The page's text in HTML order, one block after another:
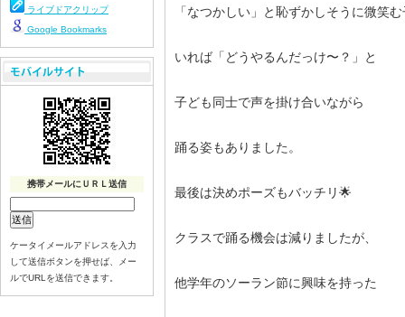
「なつかしい」と恥ずかしそうに微笑
いれば「どうやるんだっけ〜？」と
子ども同士で声を掛け合いながら
踊る姿もありました。
最後は決めポーズもバッチリ🌟
クラスで踊る機会は減りましたが、
他学年のソーラン節に興味を持った
ライブドアクリップ
Google Bookmarks
携帯メールにＵＲＬ送信
ケータイメールアドレスを入力
して送信ボタンを押せば、メー
ルでURLを送信できます。